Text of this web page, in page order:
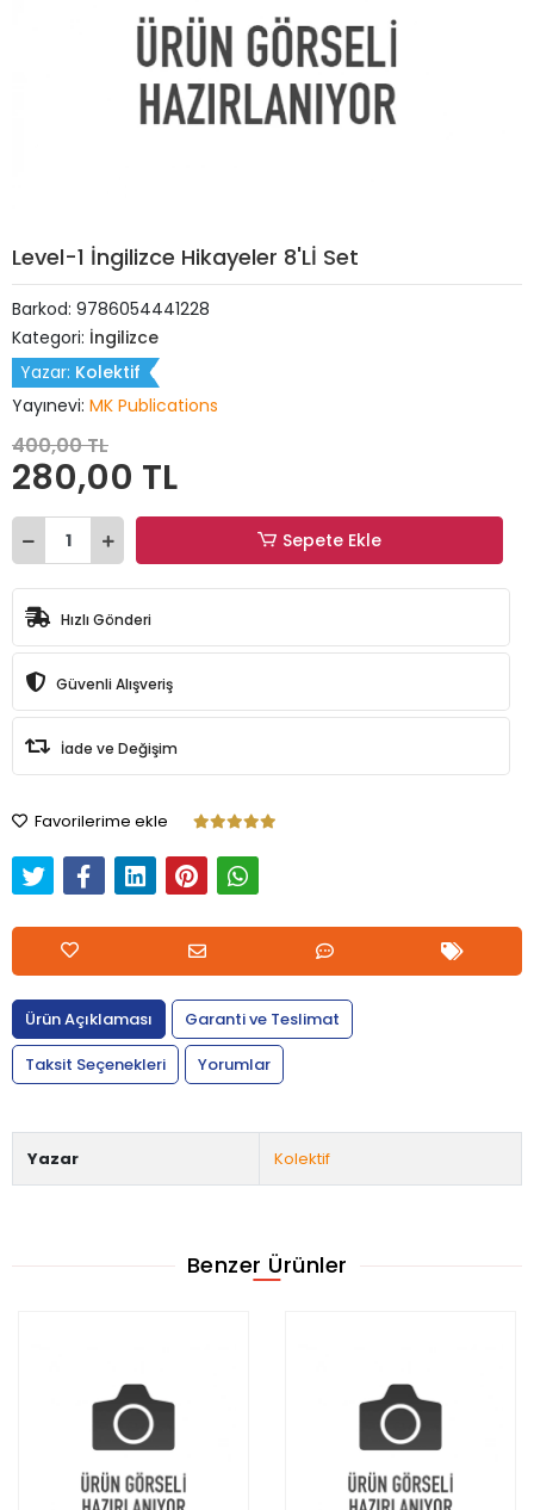
Level-1 İngilizce Hikayeler 8'Lİ Set
Barkod: 9786054441228
Kategori: İngilizce
Yazar: Kolektif
Yayınevi: MK Publications
400,00 TL
280,00 TL
Sepete Ekle
Hızlı Gönderi
Güvenli Alışveriş
İade ve Değişim
Favorilerime ekle
Ürün Açıklaması
Garanti ve Teslimat
Taksit Seçenekleri
Yorumlar
Yazar Kolektif
Benzer Ürünler